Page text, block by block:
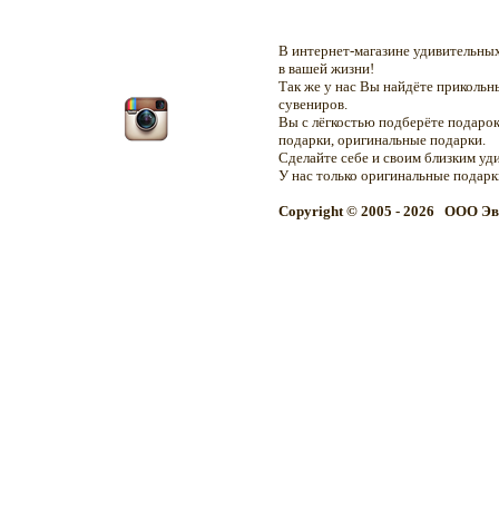
В интернет-магазине
в вашей жизни!
Так же у нас Вы найдёте
сувениров.
Вы с лёгкостью подберёте
подарки, оригинальные подарки.
Сделайте себе и своим близким
У нас только оригинальные
Copyright © 2005 - 2026 OOO